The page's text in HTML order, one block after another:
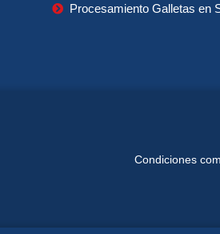
Procesamiento Galletas en
Condiciones